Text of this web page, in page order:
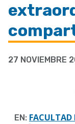
a
navegación
27 NOVIEMBRE
EN: FACULTAD